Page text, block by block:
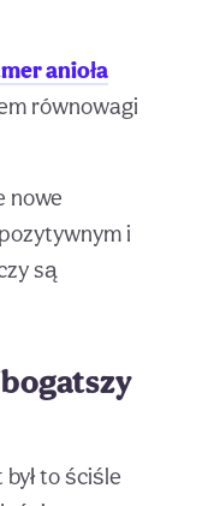
anioła
równowagi
nowe
i
są
to ściśle